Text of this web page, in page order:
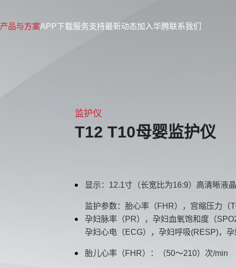
产品与方案APP下载服务支持最新动态加入华腾联系我们
监护仪
T12 T10母婴监护仪
显示：12.1寸（长宽比为16:9）高清晰液
监护参数：胎心率（FHR），宫缩压力（
孕妇脉率（PR），孕妇血氧饱和度（
孕妇心电（ECG），孕妇呼吸(RESP)，孕
胎儿心率（FHR）：（50～210）次/min